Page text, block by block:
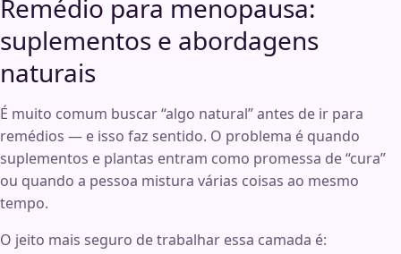
Remédio para menopausa:
suplementos e abordagens
naturais
É muito comum buscar “algo natural” antes de ir para
remédios — e isso faz sentido. O problema é quando
suplementos e plantas entram como promessa de “cura”
ou quando a pessoa mistura várias coisas ao mesmo
tempo.
O jeito mais seguro de trabalhar essa camada é: